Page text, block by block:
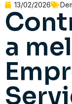
13/02/2026
a